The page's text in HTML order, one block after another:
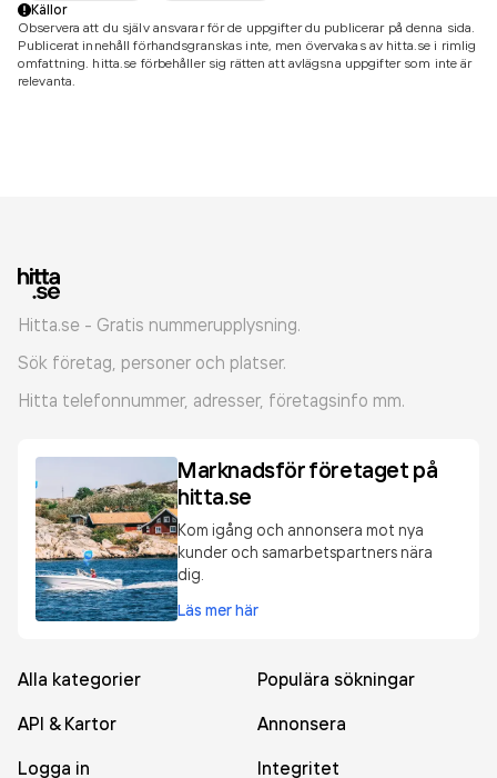
Källor
Observera att du själv ansvarar för de uppgifter du publicerar på denna sida.
Publicerat innehåll förhandsgranskas inte, men övervakas av hitta.se i rimlig
omfattning. hitta.se förbehåller sig rätten att avlägsna uppgifter som inte är
relevanta.
Hitta.se - Gratis nummerupplysning.
Sök företag, personer och platser.
Hitta telefonnummer, adresser, företagsinfo mm.
Marknadsför företaget på
hitta.se
Kom igång och annonsera mot nya
kunder och samarbetspartners nära
dig.
Läs mer här
Alla kategorier
Populära sökningar
API & Kartor
Annonsera
Logga in
Integritet